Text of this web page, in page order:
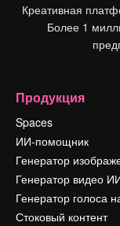
Креативная
Более 1
Продукция
Spaces
ИИ-помощник
Генератор
Генератор видео
Генератор голоса
Стоковый контент